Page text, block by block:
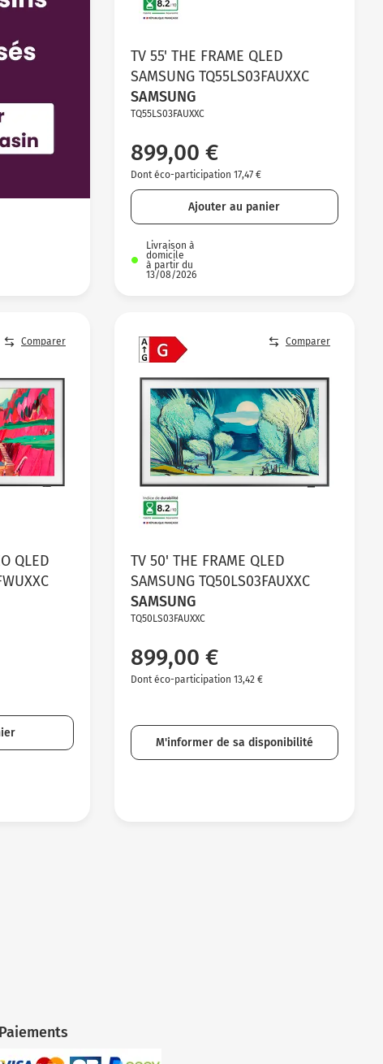
TV 55' THE FRAME QLED
SAMSUNG TQ55LS03FAUXXC
SAMSUNG
TQ55LS03FAUXXC
899,00 €
Dont éco-participation 17,47 €
Ajouter au panier
Livraison à
domicile
à partir du
13/08/2026
Comparer
QLED
Comparer
TV 50' THE FRAME QLED
SAMSUNG TQ50LS03FAUXXC
SAMSUNG
TQ50LS03FAUXXC
899,00 €
Dont éco-participation 13,42 €
M'informer de sa disponibilité
Paiements